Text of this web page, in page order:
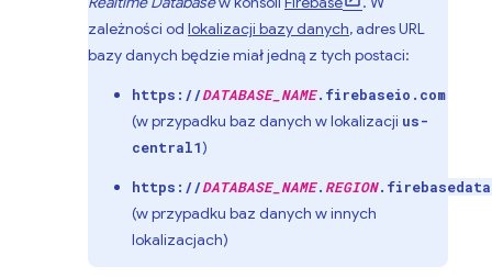
zależności od lokalizacji bazy danych, adres URL
bazy danych będzie miał jedną z tych postaci:
https://DATABASE_NAME.firebaseio.com
(w przypadku baz danych w lokalizacji us-
central1)
https://DATABASE_NAME. REGION
(w przypadku baz danych w innych
lokalizacjach)